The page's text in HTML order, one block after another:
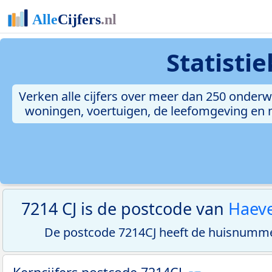
Verken alle cijfers over meer dan 250
woningen, voertuigen, de leefomgeving
7214 CJ is de postcode van
De postcode 7214CJ heeft de